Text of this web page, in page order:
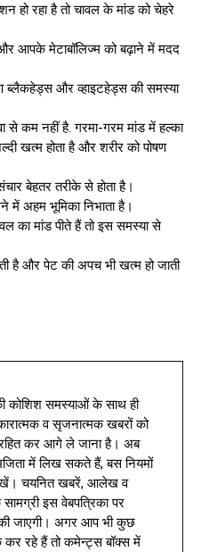
हो रहा है तो चावल के मांड को चेहरे
आपके मेटाबॉलिज्म को बढ़ाने में मदद
ब्लैकहेड्स और व्हाइटहेड्स की समस्या
से कम नहीं है. गरमा-गरम मांड में हल्का
खत्म होता है और शरीर को पोषण
बेहतर तरीके से होता है।
में अहम भूमिका निभाता है।
का मांड पीते हैं तो इस समस्या से
है और पेट की अपच भी खत्म हो जाती
कोशिश समस्याओं के साथ ही
व सृजनात्मक खबरों को
कर आगे ले जाना है। अब
में लिख सकते हैं, बस नियमों
चयनित खबरें, आलेख व
इस वेबपत्रिका पर
जाएगी। अगर आप भी कुछ
कर रहे हैं तो कमेन्ट्स बॉक्स में